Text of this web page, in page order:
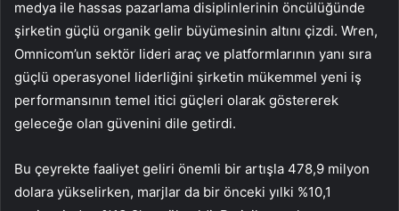
medya ile hassas pazarlama disiplinlerinin öncülüğünde
şirketin güçlü organik gelir büyümesinin altını çizdi. Wren,
Omnicom’un sektör lideri araç ve platformlarının yanı sıra
güçlü operasyonel liderliğini şirketin mükemmel yeni iş
performansının temel itici güçleri olarak göstererek
geleceğe olan güvenini dile getirdi.
Bu çeyrekte faaliyet geliri önemli bir artışla 478,9 milyon
dolara yükselirken, marjlar da bir önceki yılki %10,1